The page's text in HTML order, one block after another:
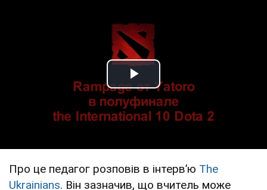
Play Video
Про це педагог розповів в інтервʼю Тhe
Ukrainians. Він зазначив, що вчитель може